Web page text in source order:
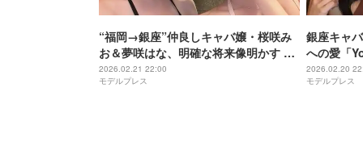
“福岡→銀座”仲良しキャバ嬢・桜咲み
お＆夢咲はな、明確な将来像明かす 仲
良くなった意外なきっかけは？【モデ
ルプレスインタビュー】
2026.02.21 22:00
モデルプレス
銀座キャ
への愛「
わ好き美
き場所に
2026.02.20
モデルプレス